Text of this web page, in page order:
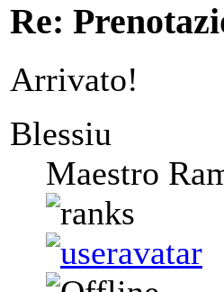
Re:
Arrivato!
Blessiu
Maestro